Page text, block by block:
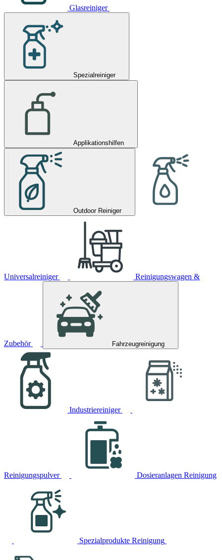
Glasreiniger
Spezialreiniger
Applikationshilfen
Outdoor Reiniger
Universalreiniger Reinigungswagen &
Zubehör Fahrzeugreinigung
Industriereiniger
Reinigungspulver Dosieranlagen Reinigung
Spezialprodukte Reinigung